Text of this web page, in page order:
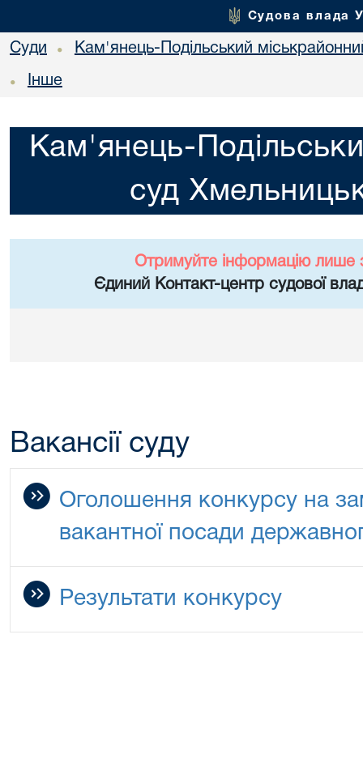
Судова влада
Суди • Кам'янець-Подільський
• Інше
Кам'янець-
суд
Отримуйте інформацію лише
Єдиний Контакт-центр судової
Вакансії суду
Оголошення конкурсу на
вакантної посади
Результати конкурсу